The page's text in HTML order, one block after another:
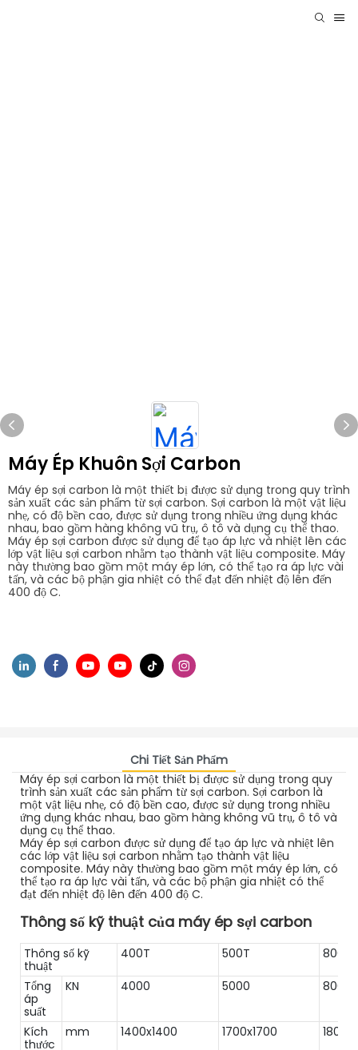
Máy Ép Khuôn Sợi Carbon
Máy ép sợi carbon là một thiết bị được sử dụng trong quy trình
sản xuất các sản phẩm từ sợi carbon. Sợi carbon là một vật liệu
nhẹ, có độ bền cao, được sử dụng trong nhiều ứng dụng khác
nhau, bao gồm hàng không vũ trụ, ô tô và dụng cụ thể thao.
Máy ép sợi carbon được sử dụng để tạo áp lực và nhiệt lên các
lớp vật liệu sợi carbon nhằm tạo thành vật liệu composite. Máy
này thường bao gồm một máy ép lớn, có thể tạo ra áp lực vài
tấn, và các bộ phận gia nhiệt có thể đạt đến nhiệt độ lên đến
400 độ C.
Chi Tiết Sản Phẩm
Máy ép sợi carbon là một thiết bị được sử dụng trong quy
trình sản xuất các sản phẩm từ sợi carbon. Sợi carbon là
một vật liệu nhẹ, có độ bền cao, được sử dụng trong nhiều
ứng dụng khác nhau, bao gồm hàng không vũ trụ, ô tô và
dụng cụ thể thao.
Máy ép sợi carbon được sử dụng để tạo áp lực và nhiệt lên
các lớp vật liệu sợi carbon nhằm tạo thành vật liệu
composite. Máy này thường bao gồm một máy ép lớn, có
thể tạo ra áp lực vài tấn, và các bộ phận gia nhiệt có thể
đạt đến nhiệt độ lên đến 400 độ C.
Thông số kỹ thuật của máy ép sợi carbon
Thông số kỹ
thuật
400T 500T 800T
Tổng
áp
suất
KN 4000 5000 8000
Kích
thước
mm 1400x1400 1700x1700